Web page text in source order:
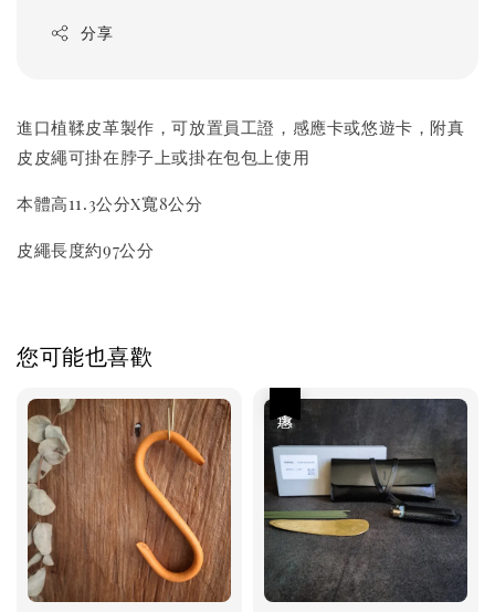
分享
進口植鞣皮革製作，可放置員工證，感應卡或悠遊卡，附真
皮皮繩可掛在脖子上或掛在包包上使用
本體高11.3公分x寬8公分
皮繩長度約97公分
您可能也喜歡